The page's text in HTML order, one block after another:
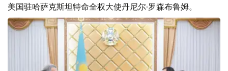
美国驻哈萨克斯坦特命全权大使丹尼尔·罗森布鲁姆。